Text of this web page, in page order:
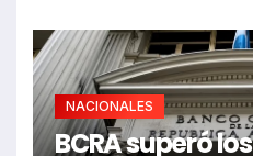
NACIONALES
BCRA superó